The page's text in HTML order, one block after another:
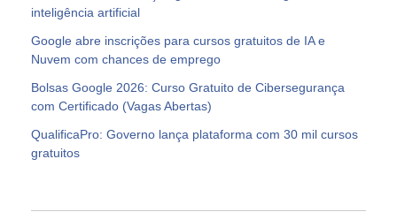
inteligência artificial
Google abre inscrições para cursos gratuitos de IA e
Nuvem com chances de emprego
Bolsas Google 2026: Curso Gratuito de Cibersegurança
com Certificado (Vagas Abertas)
QualificaPro: Governo lança plataforma com 30 mil cursos
gratuitos